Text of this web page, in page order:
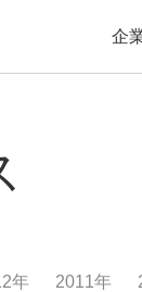
企
年 2011年